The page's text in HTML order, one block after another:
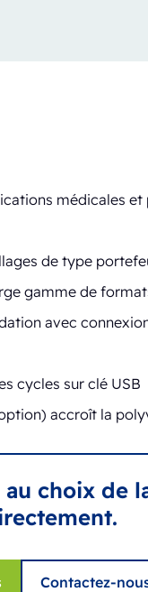
médicales et
de type
gamme de
avec
cycles sur clé USB
accroît la
choix de
Contactez-